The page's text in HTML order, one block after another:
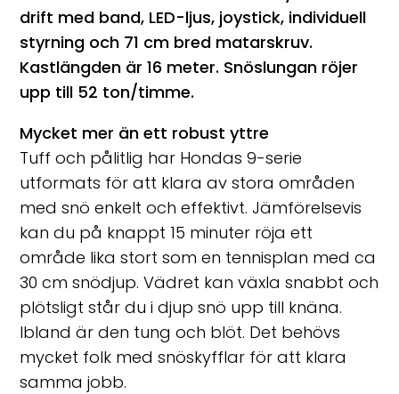
drift med band, LED-ljus, joystick, individuell
styrning och 71 cm bred matarskruv.
Kastlängden är 16 meter. Snöslungan röjer
upp till 52 ton/timme.
Mycket mer än ett robust yttre
Tuff och pålitlig har Hondas 9-serie
utformats för att klara av stora områden
med snö enkelt och effektivt. Jämförelsevis
kan du på knappt 15 minuter röja ett
område lika stort som en tennisplan med ca
30 cm snödjup. Vädret kan växla snabbt och
plötsligt står du i djup snö upp till knäna.
Ibland är den tung och blöt. Det behövs
mycket folk med snöskyfflar för att klara
samma jobb.